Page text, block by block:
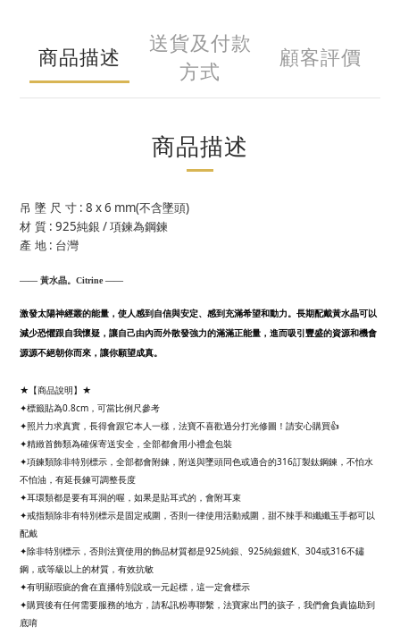
商品描述
送貨及付款
方式
顧客評價
商品描述
吊 墜 尺 寸 : 8 x 6 mm(不含墜頭)
材 質 : 925純銀 / 項鍊為鋼鍊
產 地 : 台灣
—— 黃水晶。 Citrine ——
激發太陽神經叢的能量，使人感到自信與安定、感到充滿希望和動力。長期配戴黃水晶可以
減少恐懼跟自我懷疑，讓自己由內而外散發強力的滿滿正能量，進而吸引豐盛的資源和機會
源源不絕朝你而來，讓你願望成真。
★【商品說明】★
✦標籤貼為0.8cm，可當比例尺參考
✦照片力求真實，長得會跟它本人一樣，法寶不喜歡過分打光修圖！請安心購買👍
✦精緻首飾類為確保寄送安全，全部都會用小禮盒包裝
✦項鍊類除非特別標示，全部都會附鍊，附送與墜頭同色或適合的316訂製鈦鋼鍊，不怕水
不怕油，有延長鍊可調整長度
✦耳環類都是要有耳洞的喔，如果是貼耳式的，會附耳束
✦戒指類除非有特別標示是固定戒圍，否則一律使用活動戒圍，甜不辣手和纖纖玉手都可以
配戴
✦除非特別標示，否則法寶使用的飾品材質都是925純銀、925純銀鍍K、304或316不鏽
鋼，或等級以上的材質，有效抗敏
✦有明顯瑕疵的會在直播特別說或一元起標，這一定會標示
✦購買後有任何需要服務的地方，請私訊粉專聯繫，法寶家出門的孩子，我們會負責協助到
底唷